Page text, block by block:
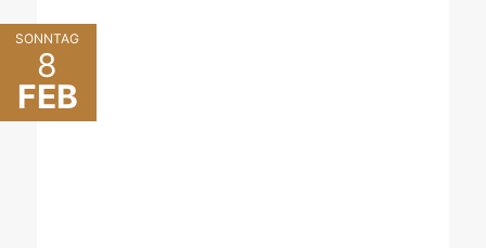
SONNTAG
8
FEB